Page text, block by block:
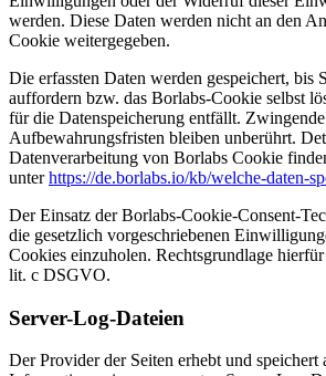
werden. Diese Daten werden nicht an den
Cookie weitergegeben.
Die erfassten Daten werden gespeichert, bis
auffordern bzw. das Borlabs-Cookie selbst
für die Datenspeicherung entfällt.
Aufbewahrungsfristen bleiben unberührt.
Datenverarbeitung von Borlabs Cookie
unterhttps://de.borlabs.io/kb/welche-daten-
Der Einsatz der Borlabs-Cookie-Consent-
die gesetzlich vorgeschriebenen
Cookies einzuholen. Rechtsgrundlage
lit. c DSGVO.
Server-Log-Dateien
Der Provider der Seiten erhebt und speichert